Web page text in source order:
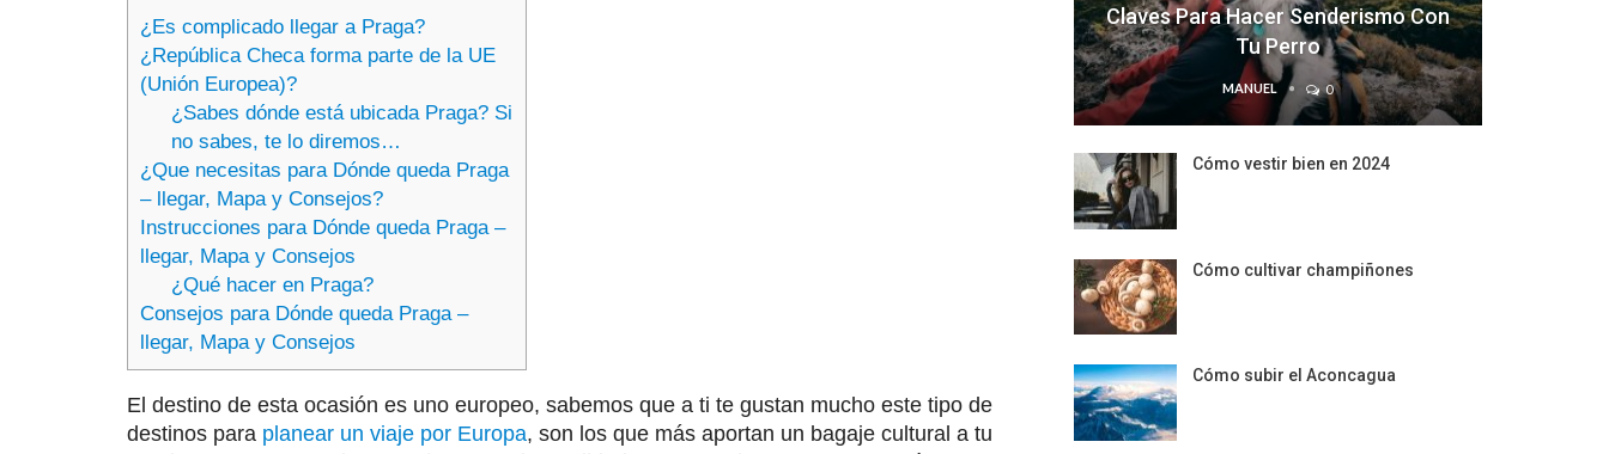
¿Es complicado llegar a Praga?
¿República Checa forma parte de la UE
(Unión Europea)?
¿Sabes dónde está ubicada Praga? Si
no sabes, te lo diremos…
¿Que necesitas para Dónde queda Praga
– llegar, Mapa y Consejos?
Instrucciones para Dónde queda Praga –
llegar, Mapa y Consejos
¿Qué hacer en Praga?
Consejos para Dónde queda Praga –
llegar, Mapa y Consejos
El destino de esta ocasión es uno europeo, sabemos que a ti te gustan mucho este tipo de
destinos para planear un viaje por Europa, son los que más aportan un bagaje cultural a tu
Claves Para Hacer Senderismo Con
Tu Perro
MANUEL 0
Cómo vestir bien en 2024
Cómo cultivar champiñones
Cómo subir el Aconcagua